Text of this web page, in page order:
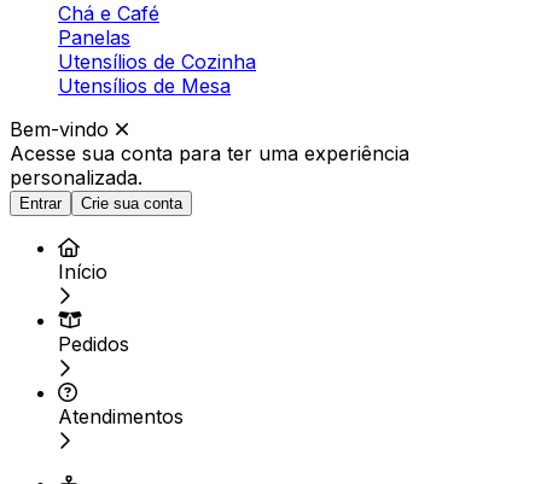
Chá e Café
Panelas
Utensílios de Cozinha
Utensílios de Mesa
Bem-vindo
Acesse sua conta para ter uma experiência
personalizada.
Entrar Crie sua conta
Início
Pedidos
Atendimentos